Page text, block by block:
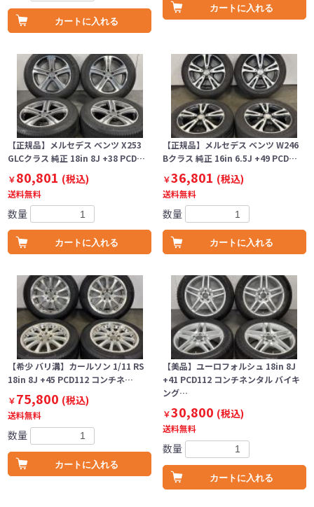
カートに入れる
カートに入れる
【正規品】メルセデス ベンツ X253
GLCクラス 純正 18in 8J +38 PCD…
￥80,801 (税込)
送料無料
数量
カートに入れる
【正規品】メルセデス ベンツ W246
Bクラス 純正 16in 6.5J +49 PCD…
￥36,801 (税込)
送料無料
数量
カートに入れる
【希少 バリ溝】カールソン 1/11 RS
18in 8J +45 PCD112 コンチネ…
￥75,800 (税込)
送料無料
数量
カートに入れる
【美品】ユーロフォルシュ 18in 8J
+41 PCD112 コンチネンタル バイキ
ング…
￥30,800 (税込)
送料無料
数量
カートに入れる